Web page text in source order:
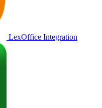
LexOffice Integration